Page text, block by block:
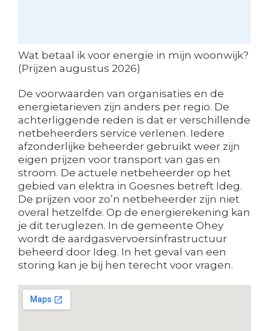
Wat betaal ik voor energie in mijn woonwijk?
(Prijzen augustus 2026)
De voorwaarden van organisaties en de
energietarieven zijn anders per regio. De
achterliggende reden is dat er verschillende
netbeheerders service verlenen. Iedere
afzonderlijke beheerder gebruikt weer zijn
eigen prijzen voor transport van gas en
stroom. De actuele netbeheerder op het
gebied van elektra in Goesnes betreft Ideg.
De prijzen voor zo’n netbeheerder zijn niet
overal hetzelfde. Op de energierekening kan
je dit teruglezen. In de gemeente Ohey
wordt de aardgasvervoersinfrastructuur
beheerd door Ideg. In het geval van een
storing kan je bij hen terecht voor vragen.